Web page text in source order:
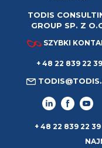
TODIS
GROUP SP. Z
SZYBKI
+ 48 22 839 22 39
+ 48 22 839 22 39